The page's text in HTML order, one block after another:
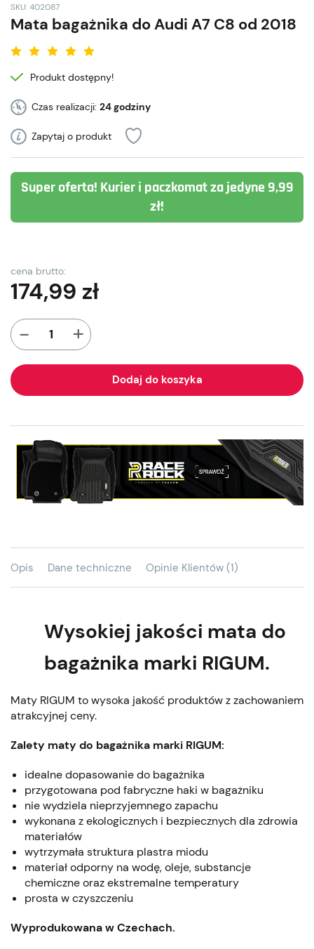
SKU: 402087
Mata bagażnika do Audi A7 C8 od 2018
Produkt dostępny!
Czas realizacji: 24 godziny
Zapytaj o produkt
Super oferta! Kurier i paczkomat za jedyne 9,99
zł!
cena brutto:
174,99 zł
- +
Dodaj do koszyka
Opis Dane techniczne Opinie Klientów (1)
Wysokiej jakości mata do
bagażnika marki RIGUM.
Maty RIGUM to wysoka jakość produktów z zachowaniem
atrakcyjnej ceny.
Zalety maty do bagażnika marki RIGUM:
idealne dopasowanie do bagażnika
przygotowana pod fabryczne haki w bagażniku
nie wydziela nieprzyjemnego zapachu
wykonana z ekologicznych i bezpiecznych dla zdrowia
materiałów
wytrzymała struktura plastra miodu
materiał odporny na wodę, oleje, substancje
chemiczne oraz ekstremalne temperatury
prosta w czyszczeniu
Wyprodukowana w Czechach.